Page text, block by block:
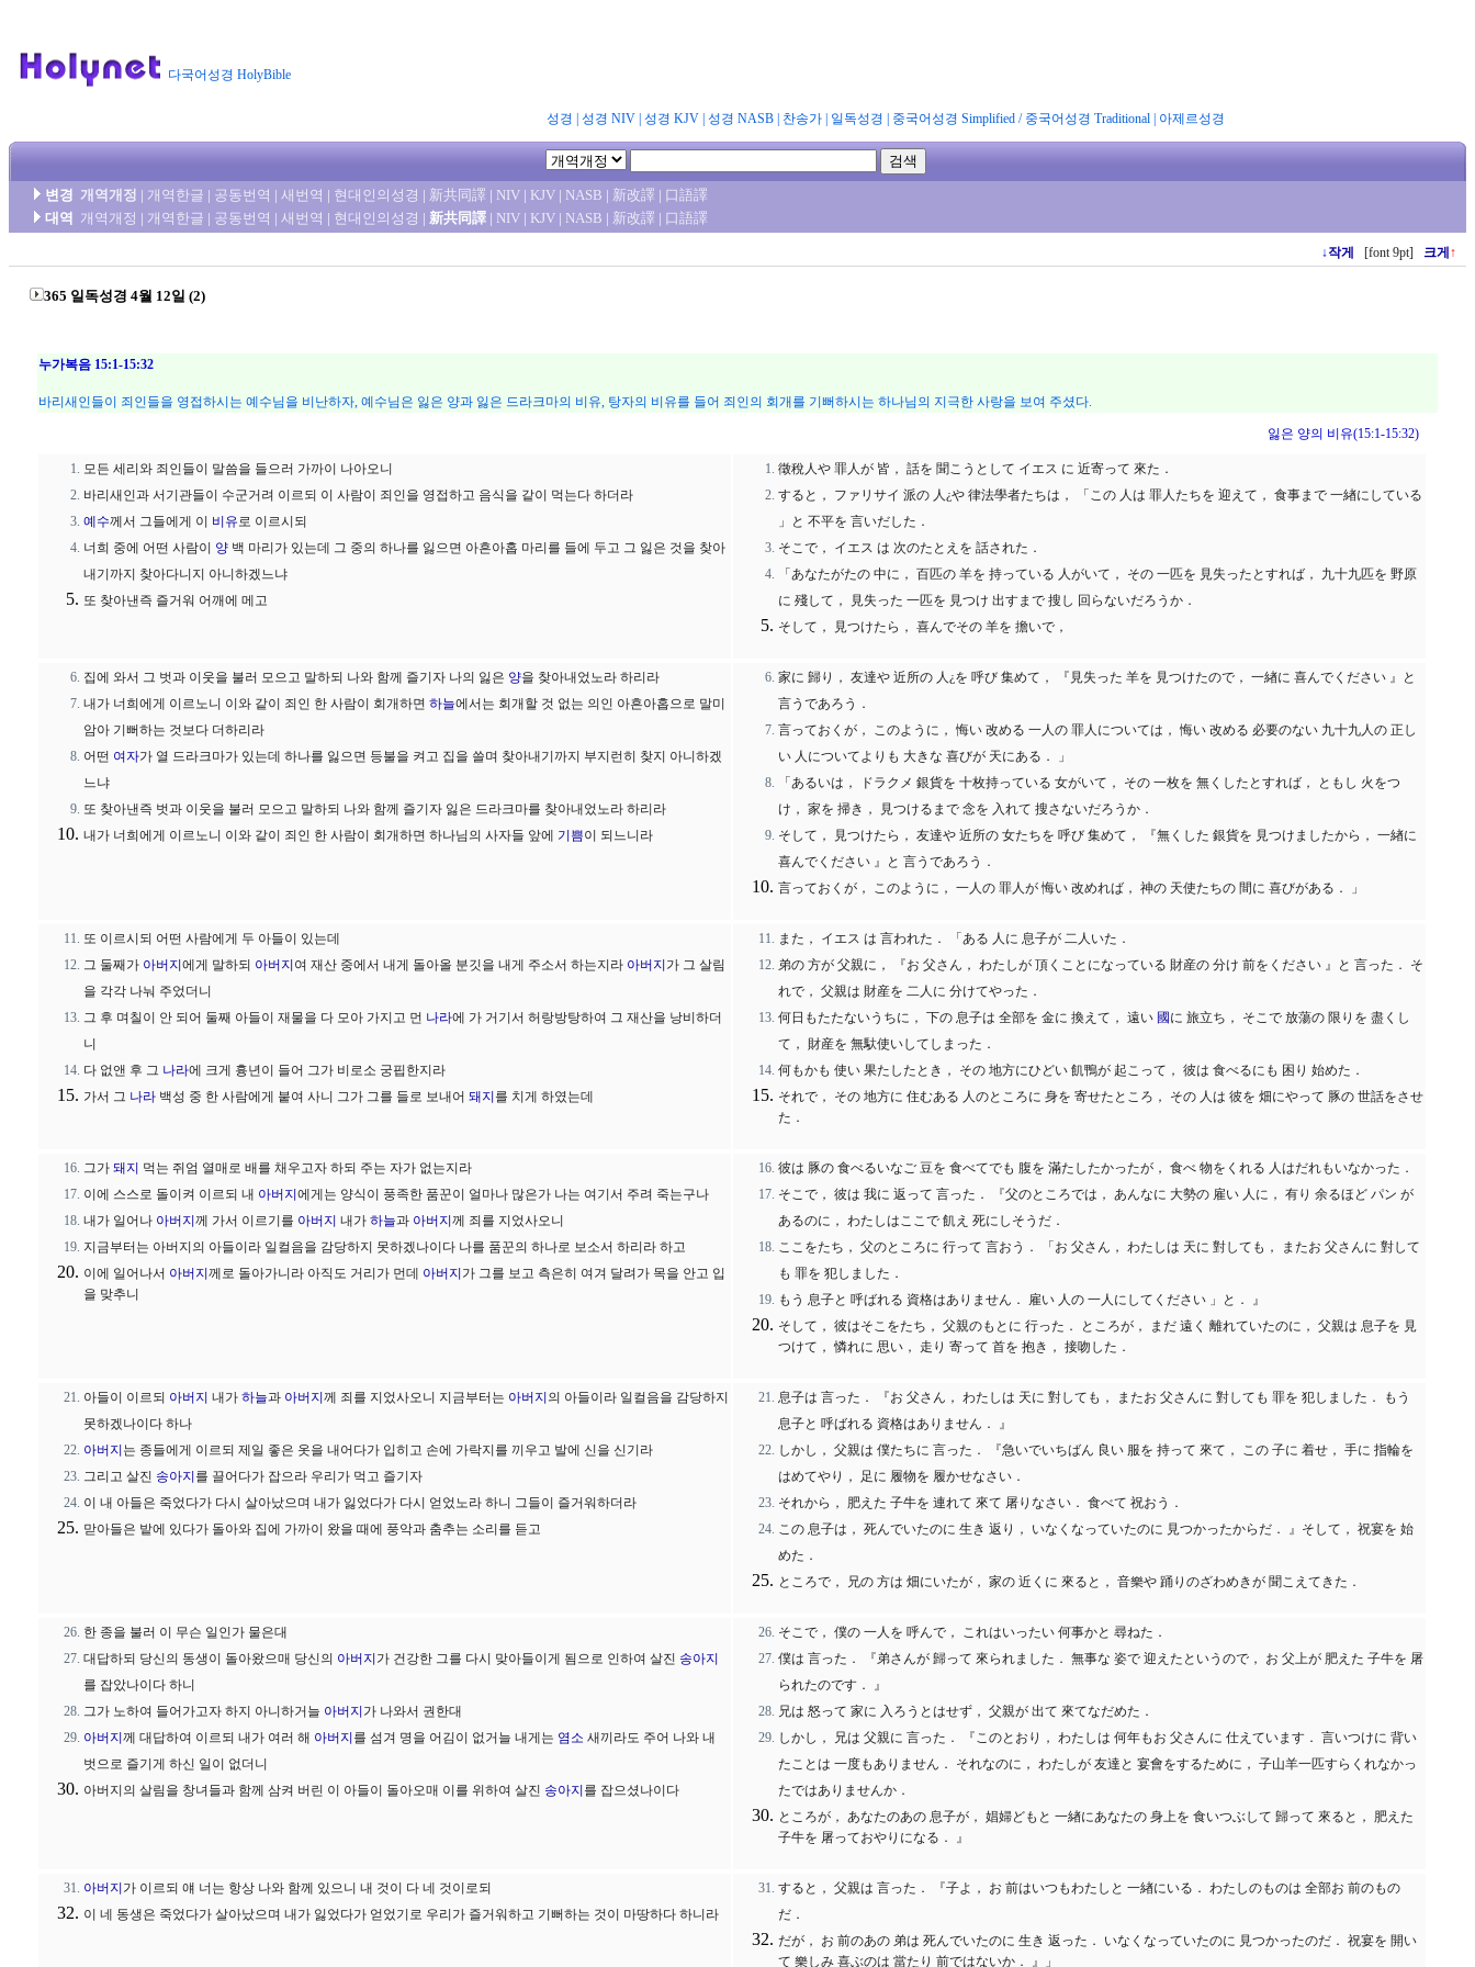
다국어성경 HolyBible
성경 성경 NIV| 성경 KJV| 성경 NASB| 찬송가| 일독성경 중국어성경 Simplified/ 중국어성경 Traditional| 아제르성경
변경 개역개정 | 개역한글 | 공동번역 | 새번역 | 현대인의성경 | 新共同譯 | NIV | KJV | NASB | 新改譯 | 口語譯
대역
개역개정 | 개역한글 | 공동번역 | 새번역 | 현대인의성경 | 新共同譯 | NIV | KJV | NASB | 新改譯 | 口語譯
↓작게 [font 9pt] 크게 ↑
365 일독성경 4월 12일 (2)
누가복음 15:1-15:32
바리새인들이 죄인들을 영접하시는 예수님을 비난하자, 예수님은 잃은 양과 잃은 드라크마의 비유, 탕자의 비유를 들어 죄인의 회개를 기뻐하시는 하나님의 지극한 사랑을 보여 주셨다.
잃은 양의 비유(15:1-15:32)
모든 세리와 죄인들이 말씀을 들으러 가까이 나아오니
바리새인과 서기관들이 수군거려 이르되 이 사람이 죄인을 영접하고 음식을 같이 먹는다 하더라
예수께서 그들에게 이 비유로 이르시되
너희 중에 어떤 사람이 양 백 마리가 있는데 그 중의 하나를 잃으면 아흔아홉 마리를 들에 두고 그 잃은 것을 찾아
내기까지 찾아다니지 아니하겠느냐
또 찾아낸즉 즐거워 어깨에 메고
徵稅人や 罪人が 皆， 話を 聞こうとして イエス に 近寄って 來た．
すると， ファリサイ 派の 人¿や 律法學者たちは， 「この 人は 罪人たちを 迎えて， 食事まで 一緖にしている
」と 不平を 言いだした．
そこで， イエス は 次のたとえを 話された．
「あなたがたの 中に， 百匹の 羊を 持っている 人がいて， その 一匹を 見失ったとすれば， 九十九匹を 野原
に 殘して， 見失った 一匹を 見つけ 出すまで 搜し 回らないだろうか．
そして， 見つけたら， 喜んでその 羊を 擔いで，
집에 와서 그 벗과 이웃을 불러 모으고 말하되 나와 함께 즐기자 나의 잃은 양을 찾아내었노라 하리라
내가 너희에게 이르노니 이와 같이 죄인 한 사람이 회개하면 하늘에서는 회개할 것 없는 의인 아흔아홉으로 말미
암아 기뻐하는 것보다 더하리라
어떤 여자가 열 드라크마가 있는데 하나를 잃으면 등불을 켜고 집을 쓸며 찾아내기까지 부지런히 찾지 아니하겠
느냐
또 찾아낸즉 벗과 이웃을 불러 모으고 말하되 나와 함께 즐기자 잃은 드라크마를 찾아내었노라 하리라
내가 너희에게 이르노니 이와 같이 죄인 한 사람이 회개하면 하나님의 사자들 앞에 기쁨이 되느니라
家に 歸り， 友達や 近所の 人¿を 呼び 集めて， 『見失った 羊を 見つけたので， 一緖に 喜んでください 』と
言うであろう．
言っておくが， このように， 悔い 改める 一人の 罪人については， 悔い 改める 必要のない 九十九人の 正し
い 人についてよりも 大きな 喜びが 天にある． 」
「あるいは， ドラクメ 銀貨を 十枚持っている 女がいて， その 一枚を 無くしたとすれば， ともし 火をつ
け， 家を 掃き， 見つけるまで 念を 入れて 搜さないだろうか．
そして， 見つけたら， 友達や 近所の 女たちを 呼び 集めて， 『無くした 銀貨を 見つけましたから， 一緖に
喜んでください 』と 言うであろう．
言っておくが， このように， 一人の 罪人が 悔い 改めれば， 神の 天使たちの 間に 喜びがある． 」
또 이르시되 어떤 사람에게 두 아들이 있는데
그 둘째가 아버지 에게 말하되 아버지 여 재산 중에서 내게 돌아올 분깃을 내게 주소서 하는지라 아버지 가 그 살림
을 각각 나눠 주었더니
그 후 며칠이 안 되어 둘째 아들이 재물을 다 모아 가지고 먼 나라에 가 거기서 허랑방탕하여 그 재산을 낭비하더
니
다 없앤 후 그 나라에 크게 흉년이 들어 그가 비로소 궁핍한지라
가서 그 나라 백성 중 한 사람에게 붙여 사니 그가 그를 들로 보내어 돼지 를 치게 하였는데
また， イエス は 言われた． 「ある 人に 息子が 二人いた．
弟の 方が 父親に， 『お 父さん， わたしが 頂くことになっている 財産の 分け 前をください 』と 言った． そ
れで， 父親は 財産を 二人に 分けてやった．
何日もたたないうちに， 下の 息子は 全部を 金に 換えて， 遠い 國 に 旅立ち， そこで 放蕩の 限りを 盡くし
て， 財産を 無馱使いしてしまった．
何もかも 使い 果たしたとき， その 地方にひどい 飢鴨が 起こって， 彼は 食べるにも 困り 始めた．
それで， その 地方に 住むある 人のところに 身を 寄せたところ， その 人は 彼を 畑にやって 豚の 世話をさせ
た．
그가 돼지 먹는 쥐엄 열매로 배를 채우고자 하되 주는 자가 없는지라
이에 스스로 돌이켜 이르되 내 아버지 에게는 양식이 풍족한 품꾼이 얼마나 많은가 나는 여기서 주려 죽는구나
내가 일어나 아버지 께 가서 이르기를 아버지 내가 하늘과 아버지 께 죄를 지었사오니
지금부터는 아버지의 아들이라 일컬음을 감당하지 못하겠나이다 나를 품꾼의 하나로 보소서 하리라 하고
이에 일어나서 아버지 께로 돌아가니라 아직도 거리가 먼데 아버지 가 그를 보고 측은히 여겨 달려가 목을 안고 입
을 맞추니
彼は 豚の 食べるいなご 豆を 食べてでも 腹を 滿たしたかったが， 食べ 物をくれる 人はだれもいなかった．
そこで， 彼は 我に 返って 言った． 『父のところでは， あんなに 大勢の 雇い 人に， 有り 余るほど パン が
あるのに， わたしはここで 飢え 死にしそうだ．
ここをたち， 父のところに 行って 言おう． 「お 父さん， わたしは 天に 對しても， またお 父さんに 對して
も 罪を 犯しました．
もう 息子と 呼ばれる 資格はありません． 雇い 人の 一人にしてください 」と． 』
そして， 彼はそこをたち， 父親のもとに 行った． ところが， まだ 遠く 離れていたのに， 父親は 息子を 見
つけて， 憐れに 思い， 走り 寄って 首を 抱き， 接吻した．
아들이 이르되 아버지 내가 하늘과 아버지 께 죄를 지었사오니 지금부터는 아버지 의 아들이라 일컬음을 감당하지
못하겠나이다 하나
아버지 는 종들에게 이르되 제일 좋은 옷을 내어다가 입히고 손에 가락지를 끼우고 발에 신을 신기라
그리고 살진 송아지 를 끌어다가 잡으라 우리가 먹고 즐기자
이 내 아들은 죽었다가 다시 살아났으며 내가 잃었다가 다시 얻었노라 하니 그들이 즐거워하더라
맏아들은 밭에 있다가 돌아와 집에 가까이 왔을 때에 풍악과 춤추는 소리를 듣고
息子は 言った． 『お 父さん， わたしは 天に 對しても， またお 父さんに 對しても 罪を 犯しました． もう
息子と 呼ばれる 資格はありません． 』
しかし， 父親は 僕たちに 言った． 『急いでいちばん 良い 服を 持って 來て， この 子に 着せ， 手に 指輪を
はめてやり， 足に 履物を 履かせなさい．
それから， 肥えた 子牛を 連れて 來て 屠りなさい． 食べて 祝おう．
この 息子は， 死んでいたのに 生き 返り， いなくなっていたのに 見つかったからだ． 』そして， 祝宴を 始
めた．
ところで， 兄の 方は 畑にいたが， 家の 近くに 來ると， 音樂や 踊りのざわめきが 聞こえてきた．
한 종을 불러 이 무슨 일인가 물은대
대답하되 당신의 동생이 돌아왔으매 당신의 아버지 가 건강한 그를 다시 맞아들이게 됨으로 인하여 살진 송아지
를 잡았나이다 하니
그가 노하여 들어가고자 하지 아니하거늘 아버지 가 나와서 권한대
아버지 께 대답하여 이르되 내가 여러 해 아버지 를 섬겨 명을 어김이 없거늘 내게는 염소 새끼라도 주어 나와 내
벗으로 즐기게 하신 일이 없더니
아버지의 살림을 창녀들과 함께 삼켜 버린 이 아들이 돌아오매 이를 위하여 살진 송아지 를 잡으셨나이다
そこで， 僕の 一人を 呼んで， これはいったい 何事かと 尋ねた．
僕は 言った． 『弟さんが 歸って 來られました． 無事な 姿で 迎えたというので， お 父上が 肥えた 子牛を 屠
られたのです． 』
兄は 怒って 家に 入ろうとはせず， 父親が 出て 來てなだめた．
しかし， 兄は 父親に 言った． 『このとおり， わたしは 何年もお 父さんに 仕えています． 言いつけに 背い
たことは 一度もありません． それなのに， わたしが 友達と 宴會をするために， 子山羊一匹すらくれなかっ
たではありませんか．
ところが， あなたのあの 息子が， 娼婦どもと 一緖にあなたの 身上を 食いつぶして 歸って 來ると， 肥えた
子牛を 屠っておやりになる． 』
아버지 가 이르되 얘 너는 항상 나와 함께 있으니 내 것이 다 네 것이로되
이 네 동생은 죽었다가 살아났으며 내가 잃었다가 얻었기로 우리가 즐거워하고 기뻐하는 것이 마땅하다 하니라
すると， 父親は 言った． 『子よ， お 前はいつもわたしと 一緖にいる． わたしのものは 全部お 前のもの
だ．
だが， お 前のあの 弟は 死んでいたのに 生き 返った． いなくなっていたのに 見つかったのだ． 祝宴を 開い
て 樂しみ 喜ぶのは 當たり 前ではないか． 』」